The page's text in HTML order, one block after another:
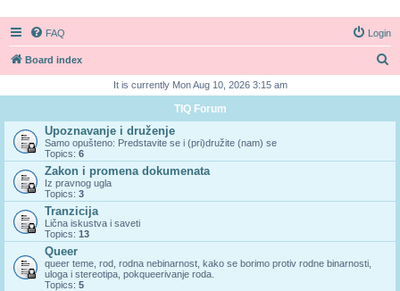
FAQ Login
Board index
r
It is currently Mon Aug 10, 2026 3:15 am
TIQ Forum
Upoznavanje i druženje
Samo opušteno: Predstavite se i (pri)družite (nam) se
Topics: 6
Zakon i promena dokumenata
Iz pravnog ugla
Topics: 3
Tranzicija
Lična iskustva i saveti
Topics: 13
Queer
queer teme, rod, rodna nebinarnost, kako se borimo protiv rodne binarnosti,
uloga i stereotipa, pokqueerivanje roda.
Topics: 5